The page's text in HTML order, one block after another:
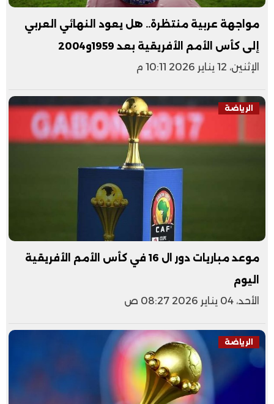
مواجهة عربية منتظرة.. هل يعود النهائي العربي
إلى كأس الأمم الأفريقية بعد 1959و2004
الإثنين، 12 يناير 2026 10:11 م
الرياضة
موعد مباريات دور ال 16 في كأس الأمم الأفريقية
اليوم
الأحد، 04 يناير 2026 08:27 ص
الرياضة